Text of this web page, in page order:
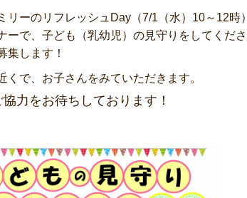
リーのリフレッシュDay（7/1（水）10～12時
ーで、子ども（乳幼児）の見守りをしてくだ
集します！
くで、お子さんをみていただきます。
力をお待ちしております！